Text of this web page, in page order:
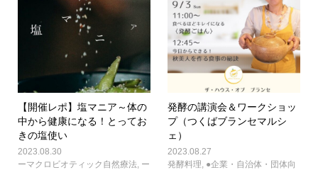
【開催レポ】塩マニア～体の
中から健康になる！とってお
きの塩使い
2023.08.30
ーマクロビオティック自然療法 ー
発酵の講演会＆ワークショッ
プ（つくばブランセマルシ
ェ）
2023.08.27
発酵料理 ●企業・自治体・団体向